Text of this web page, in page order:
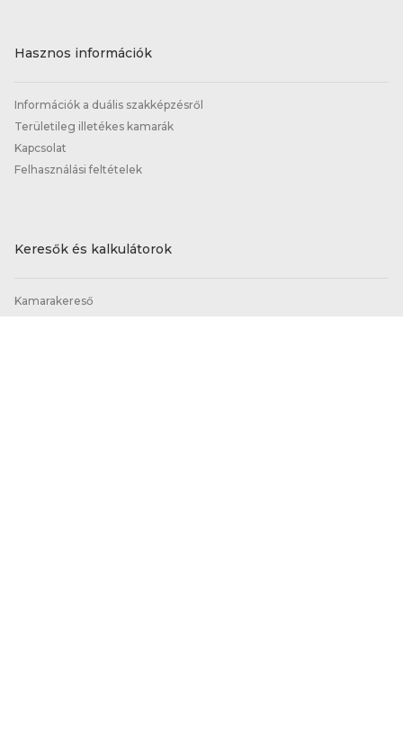
Hasznos információk
Információk a duális szakképzésről
Területileg illetékes kamarák
Kapcsolat
Felhasználási feltételek
Keresők és kalkulátorok
Kamarakereső